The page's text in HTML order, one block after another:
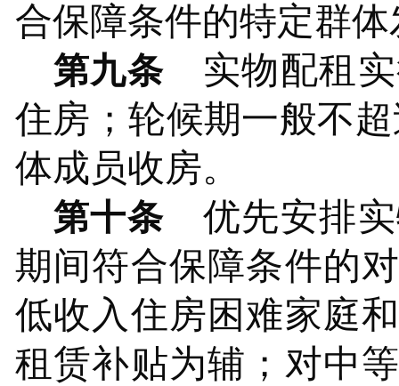
合保障条件的特定群
第九条
实物配租
住房；轮候期一般不
体成员收房。
第十条
优先安排
期间符合保障条件的
低收入住房困难家庭
租赁补贴为辅；对中